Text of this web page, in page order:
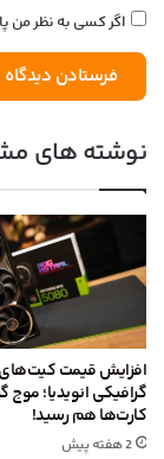
اگر کسی به نظر من
نوشته های
افزایش قیمت کیت‌های
گرافیکی انویدیا؛ موج
کارت‌ها هم رسید!
2 هفته پیش